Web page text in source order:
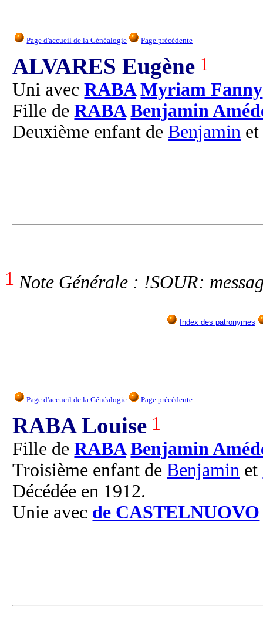
Page d'accueil de la Généalogie Page précédente
ALVARES Eugène 1
Uni avecRABA Myriam Fanny
Fille deRABA Benjamin
Deuxième enfant de Benjamin
1 Note Générale : !SOUR:
Index des patronymes
Page d'accueil de la Généalogie Page précédente
RABA Louise 1
Fille deRABA Benjamin
Troisième enfant de Benjamin et
Décédée en 1912.
Unie avec de CASTELNUOVO